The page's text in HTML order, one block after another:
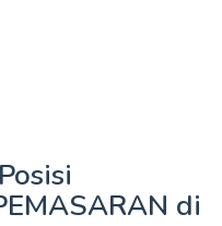
di